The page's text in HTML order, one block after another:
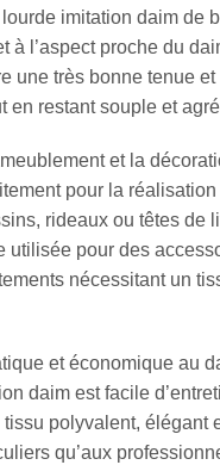
imitation daim de
à l’aspect proche du
une très bonne tenue
en restant souple et
et la
pour la
rideaux ou têtes de
utilisée pour des
nécessitant un
et économique au
daim est facile
tissu polyvalent, élégant
qu’aux